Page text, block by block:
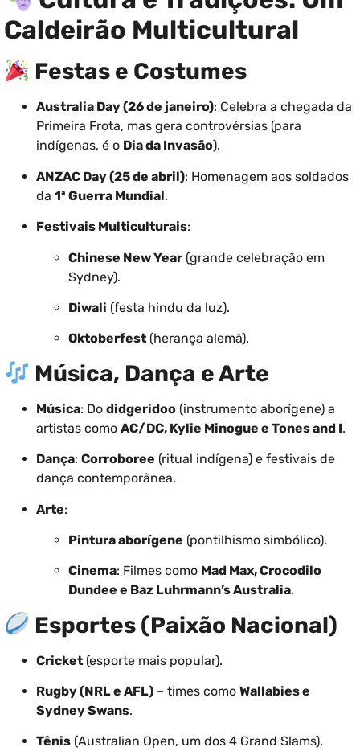
Caldeirão Multicultural
Festas e Costumes
Australia Day (26 de janeiro): Celebra a chegada da
Primeira Frota, mas gera controvérsias (para
indígenas, é o Dia da Invasão).
ANZAC Day (25 de abril): Homenagem aos soldados
da 1ª Guerra Mundial.
Festivais Multiculturais:
Chinese New Year (grande celebração em
Sydney).
Diwali (festa hindu da luz).
Oktoberfest (herança alemã).
Música, Dança e Arte
Música: Do didgeridoo (instrumento aborígene) a
artistas como AC/DC, Kylie Minogue e Tones and I.
Dança: Corroboree (ritual indígena) e festivais de
dança contemporânea.
Arte:
Pintura aborígene (pontilhismo simbólico).
Cinema: Filmes como Mad Max, Crocodilo
Dundee e Baz Luhrmann’s Australia.
Esportes (Paixão Nacional)
Cricket (esporte mais popular).
Rugby (NRL e AFL) – times como Wallabies e
Sydney Swans.
Tênis (Australian Open, um dos 4 Grand Slams).